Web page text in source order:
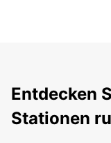
Entdecken
Stationen